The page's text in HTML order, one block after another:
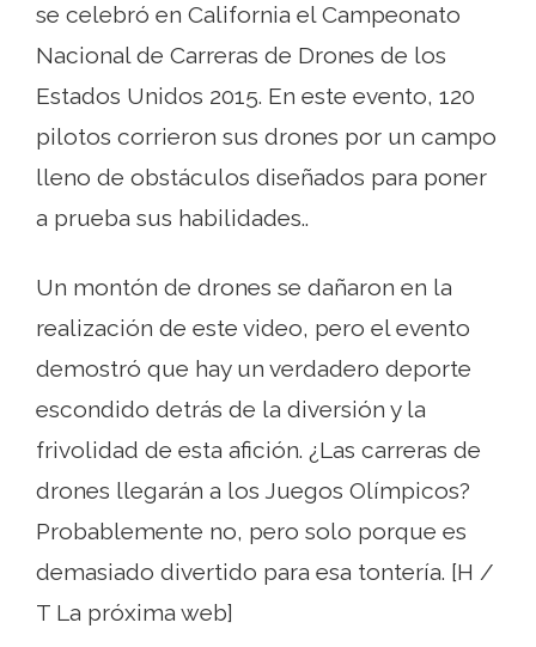
se celebró en California el Campeonato
Nacional de Carreras de Drones de los
Estados Unidos 2015. En este evento, 120
pilotos corrieron sus drones por un campo
lleno de obstáculos diseñados para poner
a prueba sus habilidades..
Un montón de drones se dañaron en la
realización de este video, pero el evento
demostró que hay un verdadero deporte
escondido detrás de la diversión y la
frivolidad de esta afición. ¿Las carreras de
drones llegarán a los Juegos Olímpicos?
Probablemente no, pero solo porque es
demasiado divertido para esa tontería. [H /
T La próxima web]